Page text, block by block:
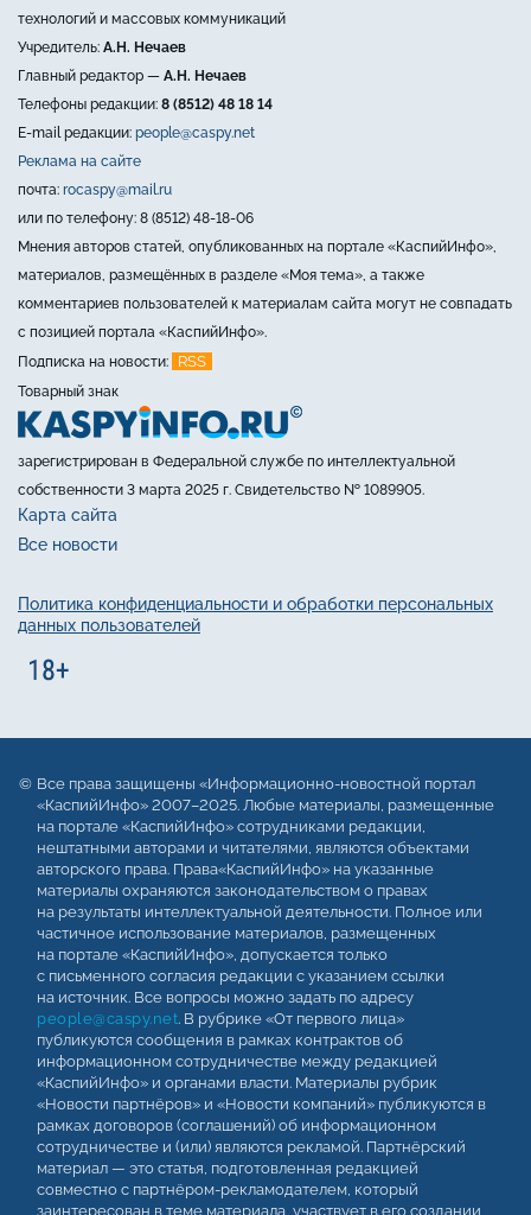
технологий и массовых коммуникаций
Учредитель: А.Н. Нечаев
Главный редактор — А.Н. Нечаев
Телефоны редакции: 8 (8512) 48 18 14
E-mail редакции: people@caspy.net
Реклама на сайте
почта: rocaspy@mail.ru
или по телефону: 8 (8512) 48-18-06
Мнения авторов статей, опубликованных на портале «КаспийИнфо»,
материалов, размещённых в разделе «Моя тема», а также
комментариев пользователей к материалам сайта могут не совпадать
с позицией портала «КаспийИнфо».
Подписка на новости:
RSS
Товарный знак
зарегистрирован в Федеральной службе по интеллектуальной
собственности 3 марта 2025 г. Свидетельство № 1089905.
Карта сайта
Все новости
Политика конфиденциальности и обработки персональных
данных пользователей
Все права защищены «Информационно-новостной портал
«КаспийИнфо» 2007–2025. Любые материалы, размещенные
на портале «КаспийИнфо» сотрудниками редакции,
нештатными авторами и читателями, являются объектами
авторского права. Права«КаспийИнфо» на указанные
материалы охраняются законодательством о правах
на результаты интеллектуальной деятельности. Полное или
частичное использование материалов, размещенных
на портале «КаспийИнфо», допускается только
с письменного согласия редакции с указанием ссылки
на источник. Все вопросы можно задать по адресу
people@caspy.net. В рубрике «От первого лица»
публикуются сообщения в рамках контрактов об
информационном сотрудничестве между редакцией
«КаспийИнфо» и органами власти. Материалы рубрик
«Новости партнёров» и «Новости компаний» публикуются в
рамках договоров (соглашений) об информационном
сотрудничестве и (или) являются рекламой. Партнёрский
материал — это статья, подготовленная редакцией
совместно с партнёром-рекламодателем, который
заинтересован в теме материала, участвует в его создании